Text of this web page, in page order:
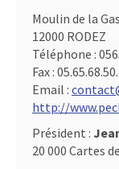
Moulin de la
12000 RODEZ
Téléphone :
Fax :
Email :
http://
Président :
20 000 Cartes